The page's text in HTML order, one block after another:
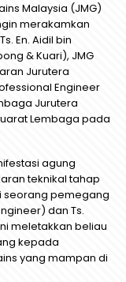
Malaysia (JMG)
merakamkan
En. Aidil bin
& Kuari), JMG
Jurutera
Engineer
Jurutera
Lembaga pada
agung
teknikal tahap
seorang pemegang
dan Ts.
meletakkan beliau
kepada
yang mampan di